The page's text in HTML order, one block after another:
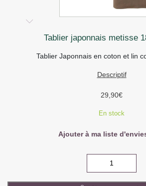
tablier japonnais metisse
Tablier Japonnais en coton et lin
Descriptif
29,90€
En stock
Ajouter à ma liste